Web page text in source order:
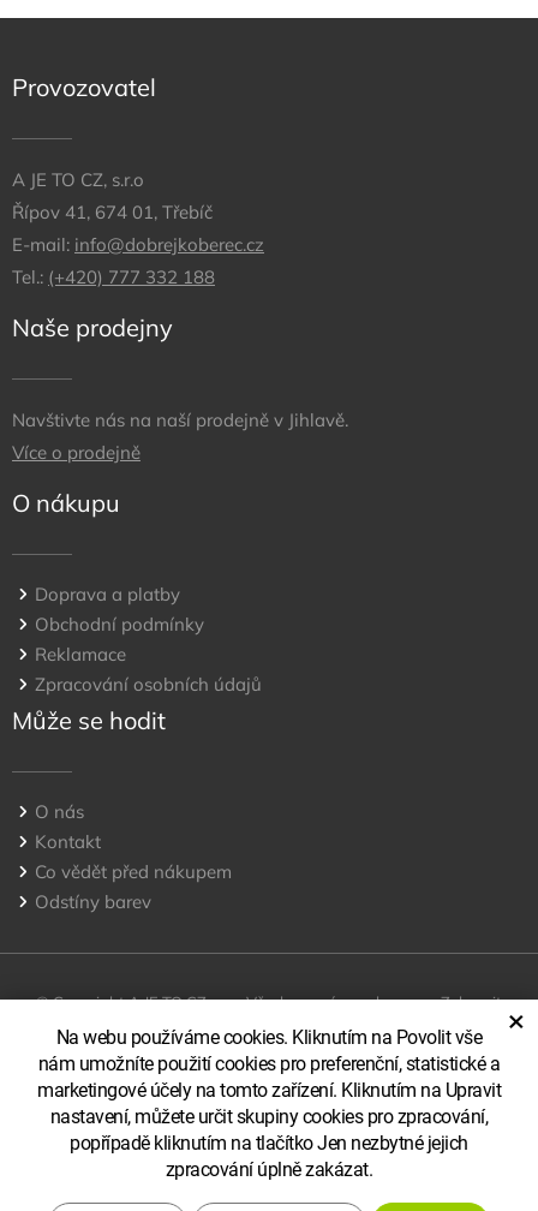
Na webu používáme cookies. Kliknutím na Povolit vše
nám umožníte použití cookies pro preferenční, statistické a
marketingové účely na tomto zařízení. Kliknutím na Upravit
nastavení, můžete určit skupiny cookies pro zpracování,
popřípadě kliknutím na tlačítko Jen nezbytné jejich
zpracování úplně zakázat.
×
Provozovatel
A JE TO CZ, s.r.o
Řípov 41, 674 01, Třebíč
E-mail: info@dobrejkoberec.cz
Tel.: (+420) 777 332 188
Naše prodejny
Navštivte nás na naší prodejně v Jihlavě.
Více o prodejně
O nákupu
Doprava a platby
Obchodní podmínky
Reklamace
Zpracování osobních údajů
Může se hodit
O nás
Kontakt
Co vědět před nákupem
Odstíny barev
© Copyright A JE TO CZ, s.r.o Všechna práva vyhrazenaZobrazit
klasickou verzi